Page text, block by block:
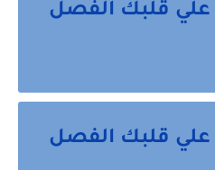
علي قلبك الفصل
علي قلبك الفصل